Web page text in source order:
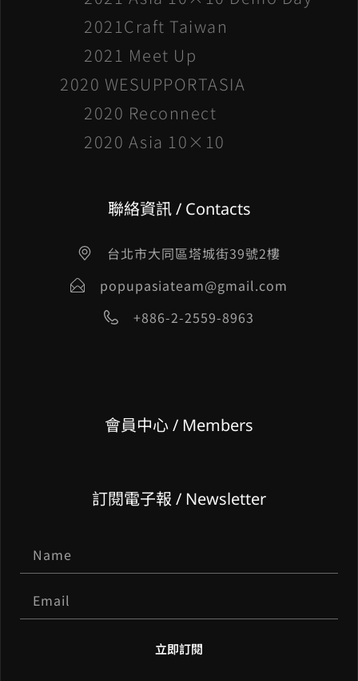
2021Craft Taiwan
2021 Meet Up
2020 WESUPPORTASIA
2020 Reconnect
2020 Asia 10×10
聯絡資訊 / Contacts
台北市大同區塔城街39號2樓
popupasiateam@gmail.com
+886-2-2559-8963
會員中心 / Members
訂閱電子報 / Newsletter
立即訂閱